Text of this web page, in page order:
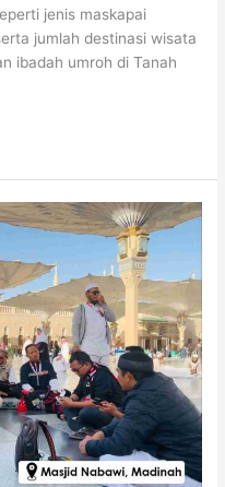
jenis maskapai
jumlah destinasi wisata
ibadah umroh di Tanah